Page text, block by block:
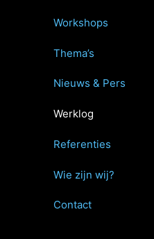
Workshops
Thema’s
Nieuws & Pers
Werklog
Referenties
Wie zijn wij?
Contact